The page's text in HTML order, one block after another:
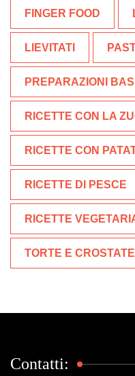
FINGER FOOD
LIEVITATI
PREPARAZIONI
RICETTE CON LA
RICETTE CON
RICETTE DI PESCE
RICETTE
TORTE E CROSTATE
Contatti: